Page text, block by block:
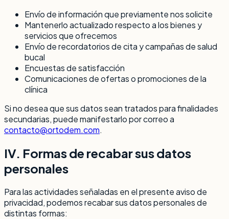
Envío de información que previamente nos solicite
Mantenerlo actualizado respecto a los bienes y
servicios que ofrecemos
Envío de recordatorios de cita y campañas de salud
bucal
Encuestas de satisfacción
Comunicaciones de ofertas o promociones de la
clínica
Si no desea que sus datos sean tratados para finalidades
secundarias, puede manifestarlo por correo a
contacto@ortodem.com.
IV. Formas de recabar sus datos
personales
Para las actividades señaladas en el presente aviso de
privacidad, podemos recabar sus datos personales de
distintas formas: